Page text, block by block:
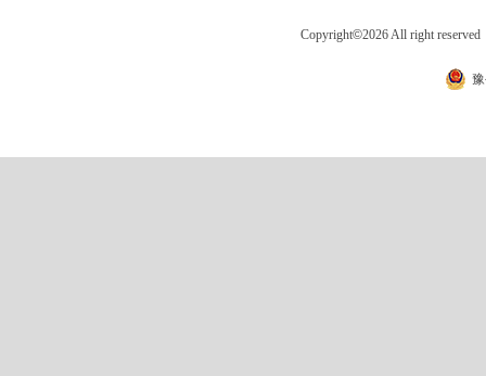
Copyright©2026 All right